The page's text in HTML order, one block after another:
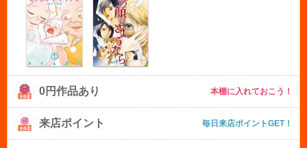
0円作品あり 本棚に入れておこう！
来店ポイント 毎日来店ポイントGET！